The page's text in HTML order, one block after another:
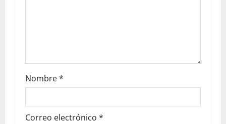
Nombre*
Correo electrónico *